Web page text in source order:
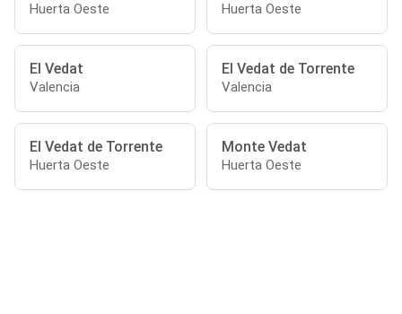
Huerta Oeste Huerta Oeste
El Vedat
Valencia
El Vedat de Torrente
Valencia
El Vedat de Torrente
Huerta Oeste
Monte Vedat
Huerta Oeste